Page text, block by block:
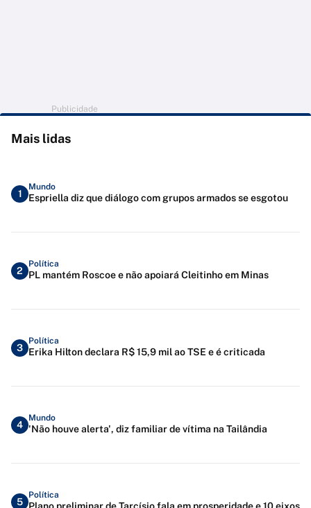
Publicidade
Mais lidas
1
Mundo
Espriella diz que diálogo com grupos armados se esgotou
2
Política
PL mantém Roscoe e não apoiará Cleitinho em Minas
3
Política
Erika Hilton declara R$ 15,9 mil ao TSE e é criticada
4
Mundo
'Não houve alerta', diz familiar de vítima na Tailândia
5
Política